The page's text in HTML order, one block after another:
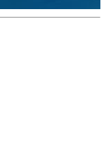
celebran en el